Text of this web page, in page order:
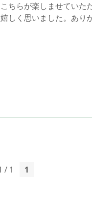
ちらが楽しませていた
しく思いました。あり
/ 1 1